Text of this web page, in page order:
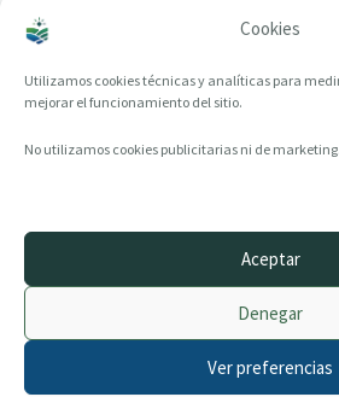
Cookies
Utilizamos cookies técnicas y analíticas para
mejorar el funcionamiento del sitio.
No utilizamos cookies publicitarias ni de marketing.
Aceptar
Denegar
Ver preferencias
tempos.
© 2014–2026 creandotuprovincia.es · Todos los
Política de Cookies
Archivo histórico